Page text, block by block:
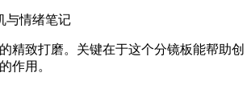
与情绪笔记
精致打磨。关键在于这个分镜板能帮助创
作用。